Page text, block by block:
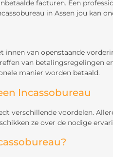
facturen. Een
in Assen jou kan
innen van openstaande
van betalingsregelingen
manier worden betaald.
Incassobureau
verschillende voordelen.
ze over de nodige